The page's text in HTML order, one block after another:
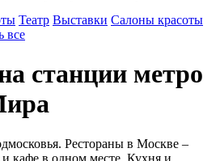
Театр Выставки Салоны красоты
все
станции метро
Рестораны в Москве –
кафе в одном месте. Кухня и